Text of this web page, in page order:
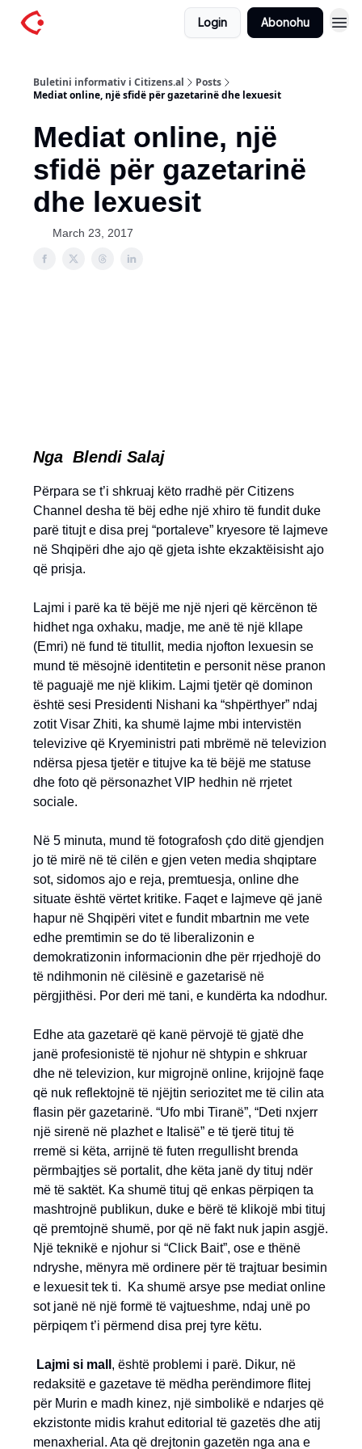
Login Abonohu
Buletini informativ i Citizens.al
Posts
Mediat online, një sfidë për gazetarinë dhe lexuesit
Mediat online, një
sfidë për gazetarinë
dhe lexuesit
March 23, 2017
Nga Blendi Salaj
Përpara se t’i shkruaj këto rradhë për Citizens
Channel desha të bëj edhe një xhiro të fundit duke
parë titujt e disa prej “portaleve” kryesore të lajmeve
në Shqipëri dhe ajo që gjeta ishte ekzaktëisisht ajo
që prisja.
Lajmi i parë ka të bëjë me një njeri që kërcënon të
hidhet nga oxhaku, madje, me anë të një kllape
(Emri) në fund të titullit, media njofton lexuesin se
mund të mësojnë identitetin e personit nëse pranon
të paguajë me një klikim. Lajmi tjetër që dominon
është sesi Presidenti Nishani ka “shpërthyer” ndaj
zotit Visar Zhiti, ka shumë lajme mbi intervistën
televizive që Kryeministri pati mbrëmë në televizion
ndërsa pjesa tjetër e titujve ka të bëjë me statuse
dhe foto që përsonazhet VIP hedhin në rrjetet
sociale.
Në 5 minuta, mund të fotografosh çdo ditë gjendjen
jo të mirë në të cilën e gjen veten media shqiptare
sot, sidomos ajo e reja, premtuesja, online dhe
situate është vërtet kritike. Faqet e lajmeve që janë
hapur në Shqipëri vitet e fundit mbartnin me vete
edhe premtimin se do të liberalizonin e
demokratizonin informacionin dhe për rrjedhojë do
të ndihmonin në cilësinë e gazetarisë në
përgjithësi. Por deri më tani, e kundërta ka ndodhur.
Edhe ata gazetarë që kanë përvojë të gjatë dhe
janë profesionistë të njohur në shtypin e shkruar
dhe në televizion, kur migrojnë online, krijojnë faqe
që nuk reflektojnë të njëjtin seriozitet me të cilin ata
flasin për gazetarinë. “Ufo mbi Tiranë”, “Deti nxjerr
një sirenë në plazhet e Italisë” e të tjerë tituj të
rremë si këta, arrijnë të futen rregullisht brenda
përmbajtjes së portalit, dhe këta janë dy tituj ndër
më të saktët. Ka shumë tituj që enkas përpiqen ta
mashtrojnë publikun, duke e bërë të klikojë mbi tituj
që premtojnë shumë, por që në fakt nuk japin asgjë.
Një teknikë e njohur si “Click Bait”, ose e thënë
ndryshe, mënyra më ordinere për të trajtuar besimin
e lexuesit tek ti. Ka shumë arsye pse mediat online
sot janë në një formë të vajtueshme, ndaj unë po
përpiqem t’i përmend disa prej tyre këtu.
Lajmi si mall , është problemi i parë. Dikur, në
redaksitë e gazetave të mëdha perëndimore flitej
për Murin e madh kinez, një simbolikë e ndarjes që
ekzistonte midis krahut editorial të gazetës dhe atij
menaxherial. Ata që drejtonin gazetën nga ana e